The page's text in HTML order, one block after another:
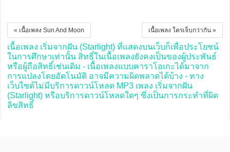
เนื้อเพลง ใครเจ็บกว่ากัน »
« เนื้อเพลง Sun And Moon
เนื้อเพลง เริ่มจากฝัน (Starlight) ที่แสดงบนเว็บก็เพื่อประโยชน์
ในการศึกษาเท่านั้น สิทธิ์ในเนื้อเพลงยังคงเป็นของผู้ประพันธ์
หรือผู้ถือสิทธิ์เช่นเดิม - เนื้อเพลงแบบคาราโอเกะได้มาจาก
การแปลงโดยอัตโนมัติ อาจมีความผิดพลาดได้บ้าง - ทาง
เว็บไซต์ไม่มีบริการดาวน์โหลด MP3 เพลง เริ่มจากฝัน
(Starlight) หรือบริการดาวน์โหลดใดๆ ซึ่งเป็นการกระทำที่ผิด
ลิขสิทธิ์